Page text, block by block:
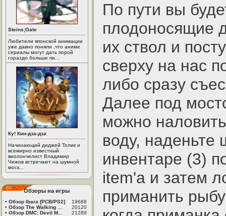
Steins;Gate
Любители японской анимации
уже давно поняли ,что аниме
сериалы могут дать порой
гораздо больше пи...
Ку! Кин-дза-дза
Начинающий диджей Толик и
всемирно известный
виолончелист Владимир
Чижов встречают на шумной
моск...
Обзоры на игры
• Обзор Ibara [PCB/PS2]
19688
• Обзор The Walking ...
20120
• Обзор DMC: Devil M...
21288
По пути вы
плодоносящие
их ствол и
сверху на нас
либо сразу
Далее под
можно
воду,
инвентаре (3)
item'a и затем
приманить